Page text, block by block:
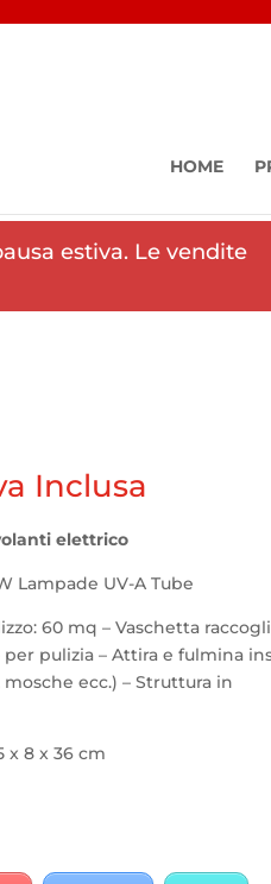
HOME
estiva. Le vendite
Inclusa
elettrico
Lampade UV-A Tube
60 mq – Vaschetta raccogli
pulizia – Attira e fulmina
ecc.) – Struttura in
x 8 x 36 cm